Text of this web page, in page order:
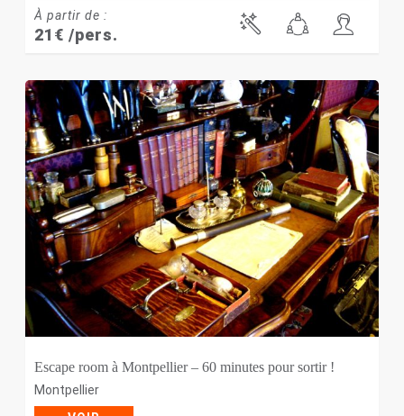
À partir de :
21 € /pers.
Escape room à Montpellier – 60 minutes pour sortir !
Montpellier